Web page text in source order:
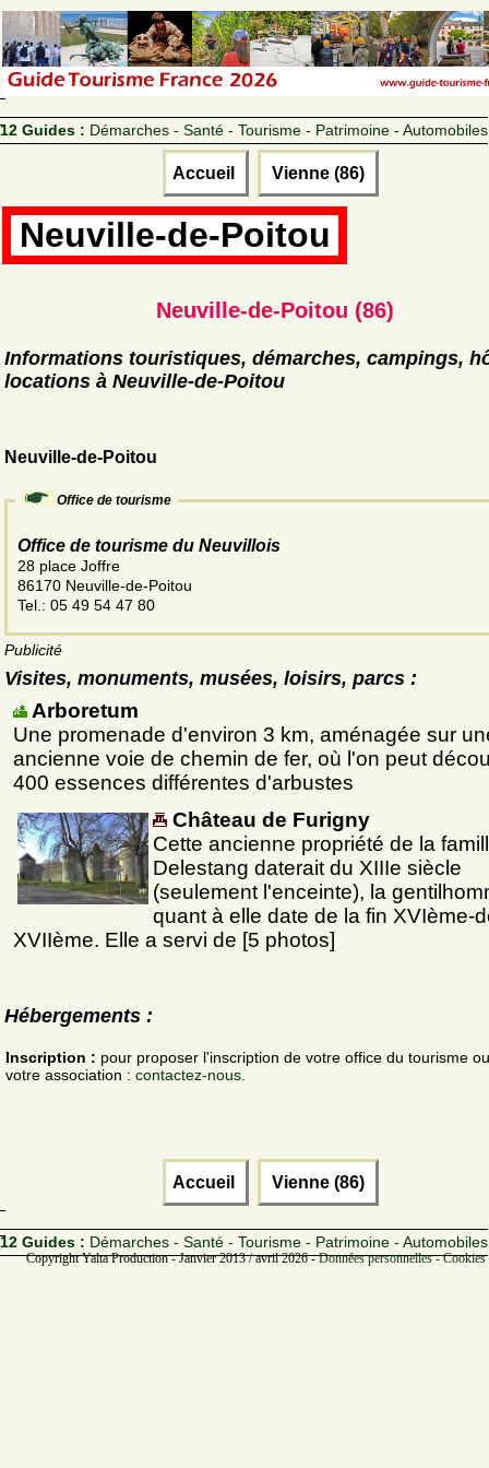
12 Guides : Démarches - Santé - Tourisme - Patrimoine - Automobiles
Accueil Vienne (86)
Neuville-de-Poitou
Neuville-de-Poitou (86)
Informations touristiques, démarches, campings,
locations à Neuville-de-Poitou
Neuville-de-Poitou
Office de tourisme
Office de tourisme du Neuvillois
28 place Joffre
86170 Neuville-de-Poitou
Tel.: 05 49 54 47 80
Publicité
Visites, monuments, musées, loisirs, parcs :
Arboretum
Une promenade d'environ 3 km, aménagée sur
ancienne voie de chemin de fer, où l'on peut
400 essences différentes d'arbustes
Château de Furigny
Cette ancienne propriété de la
Delestang daterait du XIIIe siècle
(seulement l'enceinte), la
quant à elle date de la fin XVIème-
XVIIème. Elle a servi de [5 photos]
Hébergements :
Inscription : pour proposer l'inscription de votre office du tourisme
votre association : contactez-nous.
Accueil Vienne (86)
12 Guides : Démarches - Santé - Tourisme - Patrimoine - Automobiles
Copyright Yalta Production - Janvier 2013 / avril 2026 -Données personnelles -